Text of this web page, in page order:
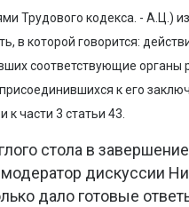
Трудового кодекса. - А.Ц.)
в которой говорится:
соответствующие органы
к его
части 3 статьи 43.
стола в
модератор дискуссии
дало готовые